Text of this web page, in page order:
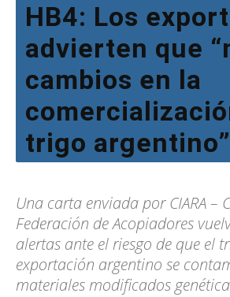
HB4: Los
advierten que
cambios en la
trigo argentino”
Una carta enviada por CIARA –
Federación de Acopiadores
alertas ante el riesgo de que el
exportación argentino se
materiales modificados